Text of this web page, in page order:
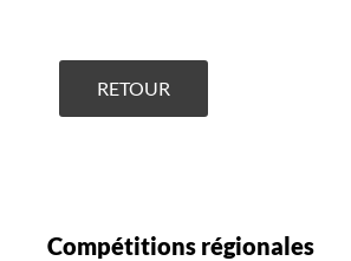
RETOUR
Compétitions régionales